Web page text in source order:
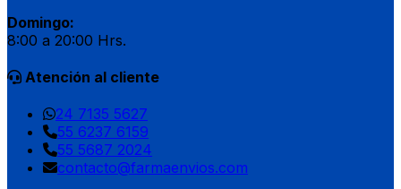
Domingo:
8:00 a 20:00 Hrs.
Atención al cliente
24 7135 5627
55 6237 6159
55 5687 2024
contacto@farmaenvios.com